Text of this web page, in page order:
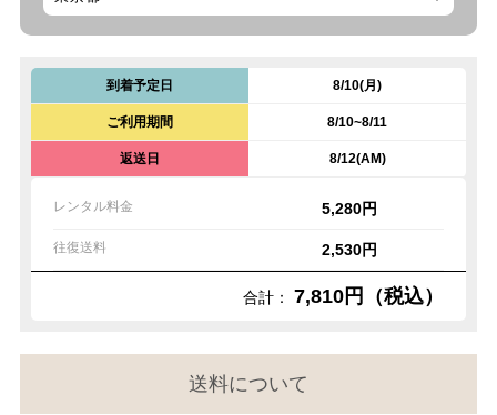
到着予定日 8/10(月)
ご利用期間 8/10~8/11
返送日 8/12(AM)
レンタル料金 5,280円
往復送料 2,530円
合計： 7,810円（税込）
送料について